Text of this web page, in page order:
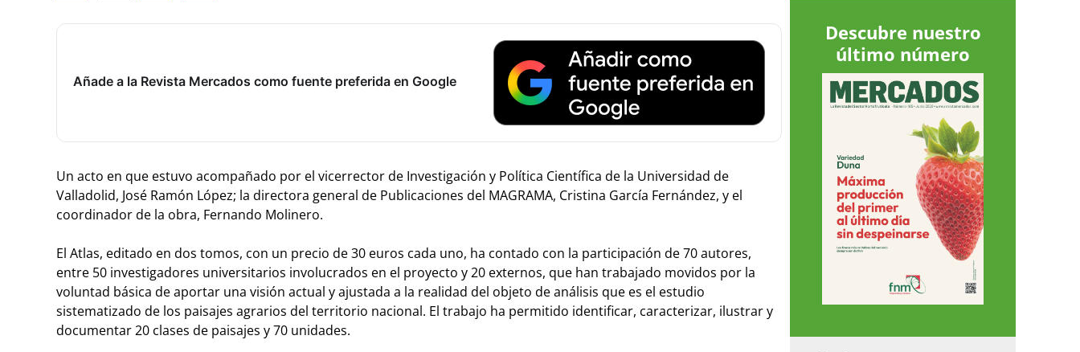
Añade a la Revista Mercados como fuente preferida en Google
Un acto en que estuvo acompañado por el vicerrector de Investigación y Política Científica de la Universidad de
Valladolid, José Ramón López; la directora general de Publicaciones del MAGRAMA, Cristina García Fernández, y el
coordinador de la obra, Fernando Molinero.
El Atlas, editado en dos tomos, con un precio de 30 euros cada uno, ha contado con la participación de 70 autores,
entre 50 investigadores universitarios involucrados en el proyecto y 20 externos, que han trabajado movidos por la
voluntad básica de aportar una visión actual y ajustada a la realidad del objeto de análisis que es el estudio
sistematizado de los paisajes agrarios del territorio nacional. El trabajo ha permitido identificar, caracterizar, ilustrar y
documentar 20 clases de paisajes y 70 unidades.
Descubre nuestro
último número